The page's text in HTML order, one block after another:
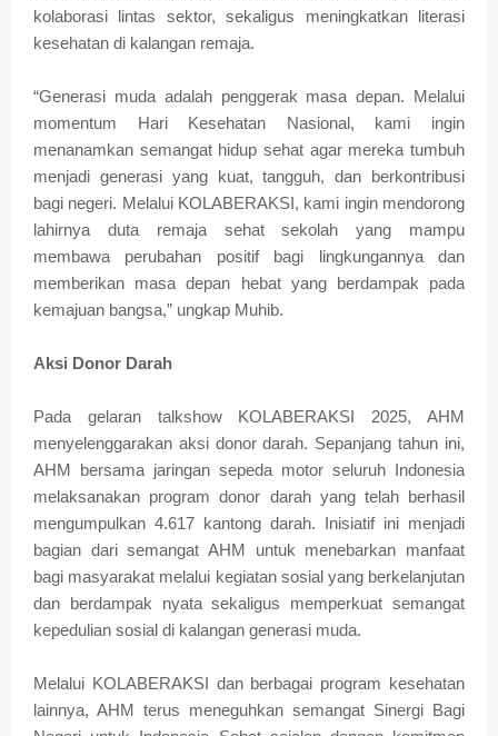
kolaborasi lintas sektor, sekaligus meningkatkan literasi
kesehatan di kalangan remaja.
“Generasi muda adalah penggerak masa depan. Melalui
momentum Hari Kesehatan Nasional, kami ingin
menanamkan semangat hidup sehat agar mereka tumbuh
menjadi generasi yang kuat, tangguh, dan berkontribusi
bagi negeri. Melalui KOLABERAKSI, kami ingin mendorong
lahirnya duta remaja sehat sekolah yang mampu
membawa perubahan positif bagi lingkungannya dan
memberikan masa depan hebat yang berdampak pada
kemajuan bangsa,” ungkap Muhib.
Aksi Donor Darah
Pada gelaran talkshow KOLABERAKSI 2025, AHM
menyelenggarakan aksi donor darah. Sepanjang tahun ini,
AHM bersama jaringan sepeda motor seluruh Indonesia
melaksanakan program donor darah yang telah berhasil
mengumpulkan 4.617 kantong darah. Inisiatif ini menjadi
bagian dari semangat AHM untuk menebarkan manfaat
bagi masyarakat melalui kegiatan sosial yang berkelanjutan
dan berdampak nyata sekaligus memperkuat semangat
kepedulian sosial di kalangan generasi muda.
Melalui KOLABERAKSI dan berbagai program kesehatan
lainnya, AHM terus meneguhkan semangat Sinergi Bagi